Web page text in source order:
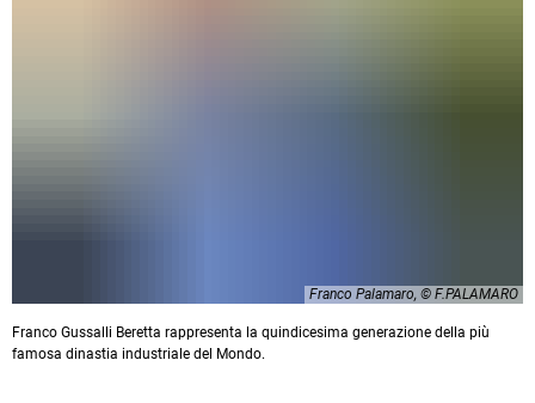
Franco Palamaro, © F.PALAMARO
Franco Gussalli Beretta rappresenta la quindicesima generazione della più
famosa dinastia industriale del Mondo.